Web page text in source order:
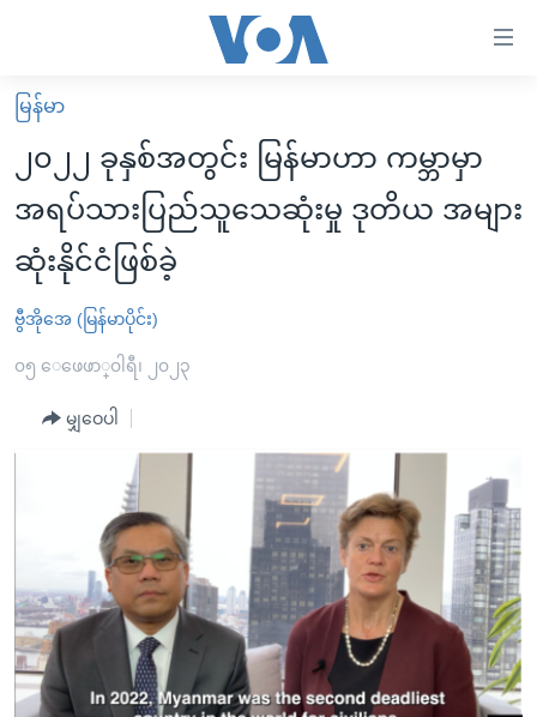
လွယ်ကူ
စေ
များ
ပင်မ
အကြောင်းအရာ
ကျော်
စာမျက်နှာ
သို့
ကျော်
ကြည့်
မူလစာမျက်နှာ
မြန်မာ
ကမ္ဘာ့သတင်းများ
နိုင်ငံတကာ
အစ္စရေး-ပါလက်စတိုင်း
ဗွီဒီယို
အင်္ဂလိပ်စာလေ့လာမယ်
အမေရိကန်သုံးအီဒီယံ
မကြေးမုံရဲ့ အင်္ဂလိပ်စာ
ရုပ်ရှင်ထဲက အင်္ဂလိပ်စာ
သုတပဒေသာ အင်္ဂလိပ်စာ
အပတ်စဉ်ကဏ္ဍများ
ရေဒီယိုနှင့်ရုပ်သံ အချက်အလက်များ
ရေဒီယို/တီဗွီအစီအစဉ်
Learning English
ဗွီအိုအေ လူမှုကွန်ယက်များ
မြန်မာ
၂၀၂၂ ခုနှစ်အတွင်း မြန်မာဟာ ကမ္ဘာမှာ
အရပ်သားပြည်သူသေဆုံးမှု ဒုတိယ အများ
ဆုံးနိုင်ငံဖြစ်ခဲ့
ဗွီအိုအေ (မြန်မာပိုင်း)
၀၅ ေဖေဖာ္၀ါရီ၊ ၂၀၂၃
မျှဝေပါ